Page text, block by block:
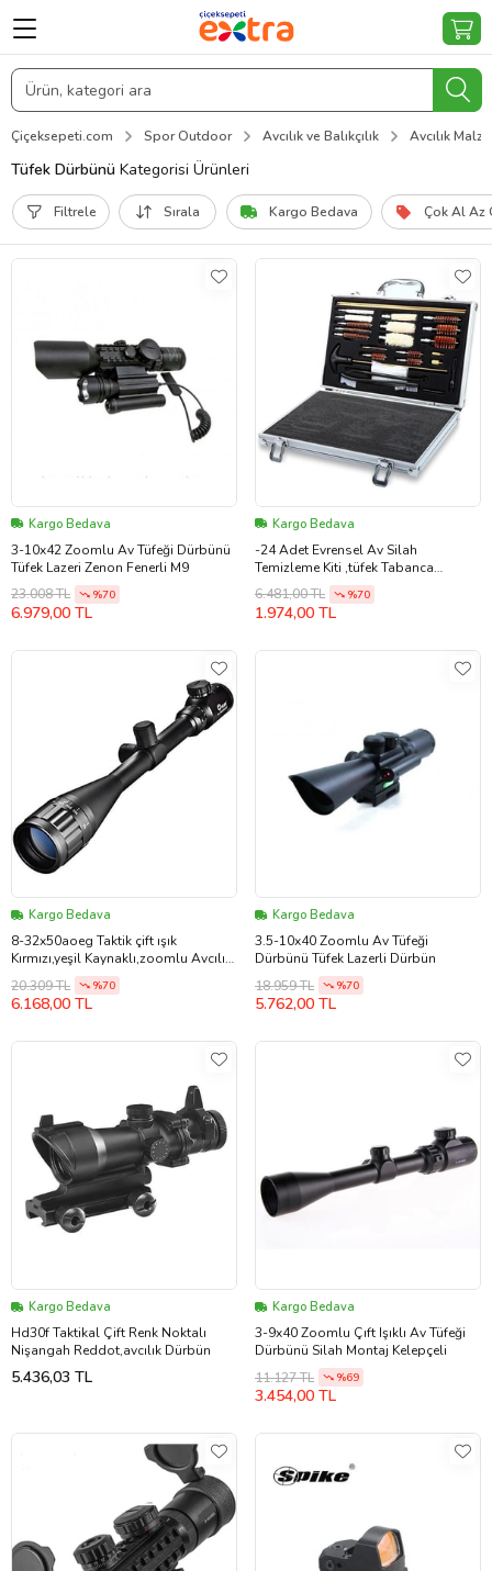
Çiçeksepeti.com Spor Outdoor Avcılık ve Balıkçılık Avcılık
Tüfek Dürbünü Kategorisi Ürünleri
Filtrele Sırala Kargo Bedava Çok Al Az
Kargo Bedava
3-10x42 Zoomlu Av Tüfeği Dürbünü
Tüfek Lazeri Zenon Fenerli M9
23.008 TL
%70
6.979,00 TL
Kargo Bedava
-24 Adet Evrensel Av Silah
Temizleme Kiti ,tüfek Tabanca
Temizleme Seti
6.481,00 TL %70
1.974,00 TL
Kargo Bedava
8-32x50aoeg Taktik çift ışık
Kırmızı,yeşil Kaynaklı,zoomlu Avcılık
Nışan,tüfek Dürbün
20.309 TL %70
6.168,00 TL
Kargo Bedava
3.5-10x40 Zoomlu Av Tüfeği
Dürbünü Tüfek Lazerli Dürbün
18.959 TL
%70
5.762,00 TL
Kargo Bedava
Hd30f Taktikal Çift Renk Noktalı
Nişangah Reddot,avcılık Dürbün
5.436,03 TL
Kargo Bedava
3-9x40 Zoomlu Çıft Işıklı Av Tüfeği
Dürbünü Silah Montaj Kelepçeli
11.127 TL
%69
3.454,00 TL